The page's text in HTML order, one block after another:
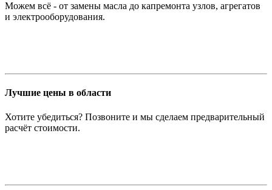
Можем всё - от замены масла до капремонта узлов, агрегатов
и электрооборудования.
Лучшие цены в области
Хотите убедиться? Позвоните и мы сделаем предварительный
расчёт стоимости.